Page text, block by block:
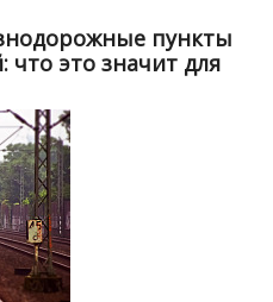
пункты
что это значит для